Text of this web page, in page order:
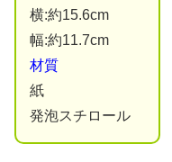
横:約15.6cm
幅:約11.7cm
材質
紙
発泡スチロール